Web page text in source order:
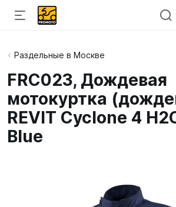
Раздельные в Москве
FRC023, Дождевая
мотокуртка
REVIT Cyclone 4
Blue